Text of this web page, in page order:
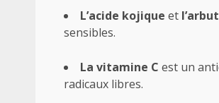
L’acide kojique et
sensibles.
La vitamine C est un
radicaux libres.